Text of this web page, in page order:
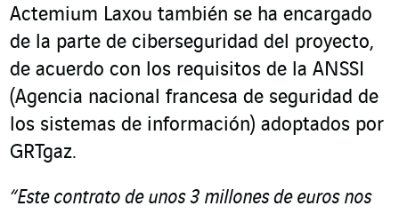
Actemium Laxou también se ha encargado
de la parte de ciberseguridad del proyecto,
de acuerdo con los requisitos de la ANSSI
(Agencia nacional francesa de seguridad de
los sistemas de información) adoptados por
GRTgaz.
“Este contrato de unos 3 millones de euros nos